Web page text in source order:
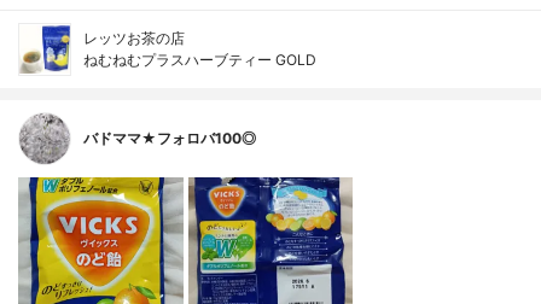
レッツお茶の店
ねむねむプラスハーブティー GOLD
バドママ★フォロバ100◎